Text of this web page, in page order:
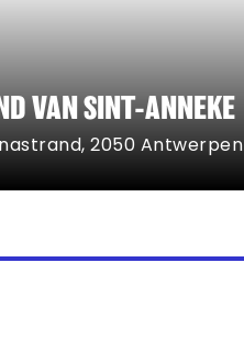
VAN SINT-ANNEKE
2050 Antwerpen